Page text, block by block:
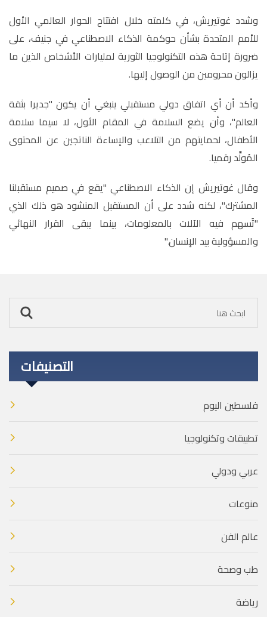
وشدد غوتيريش، في كلمته خلال افتتاح الحوار العالمي الأول
للأمم المتحدة بشأن حوكمة الذكاء الاصطناعي في جنيف، على
ضرورة إتاحة هذه التكنولوجيا الثورية لمليارات الأشخاص الذين ما
يزالون محرومين من الوصول إليها.
وأكد أن أي اتفاق دولي مستقبلي ينبغي أن يكون "جديرا بثقة
العالم"، وأن يضع السلامة في المقام الأول، لا سيما سلامة
الأطفال، لحمايتهم من التلاعب والإساءة الناتجين عن المحتوى
المُولَّد رقميا.
وقال غوتيريش إن الذكاء الاصطناعي "يقع في صميم مستقبلنا
المشترك"، لكنه شدد على أن المستقبل المنشود هو ذلك الذي
"تُسهم فيه الآلات بالمعلومات، بينما يبقى القرار النهائي
والمسؤولية بيد الإنسان".
التصنيفات
فلسطين اليوم
تطبيقات وتكنولوجيا
عربي ودولي
منوعات
عالم الفن
طب وصحة
رياضة